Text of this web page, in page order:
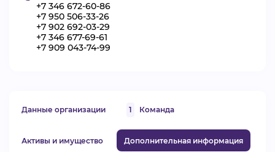
+7 346 672-60-86
+7 950 506-33-26
+7 902 692-03-29
+7 346 677-69-61
+7 909 043-74-99
Данные организации 1 Команда
Активы и имущество Дополнительная информация